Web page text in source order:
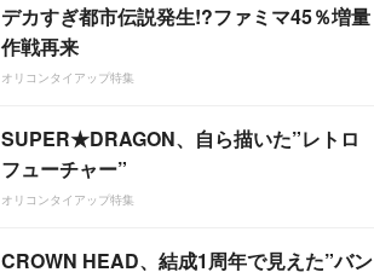
デカすぎ都市伝説発生!?ファミマ45％増量
作戦再来
オリコンタイアップ特集
SUPER★DRAGON、自ら描いた”レトロ
フューチャー”
オリコンタイアップ特集
CROWN HEAD、結成1周年で見えた”バン